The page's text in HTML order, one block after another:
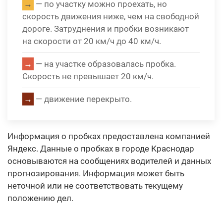
→ — по участку можно проехать, но
скорость движения ниже, чем на свободной
дороге. Затруднения и пробки возникают
на скорости от 20 км/ч до 40 км/ч.
→ — на участке образовалась пробка.
Скорость не превышает 20 км/ч.
→ — движение перекрыто.
Информация о пробках предоставлена компанией
Яндекс. Данные о пробках в городе Краснодар
основываются на сообщениях водителей и данных
прогнозирования. Информация может быть
неточной или не соответствовать текущему
положению дел.